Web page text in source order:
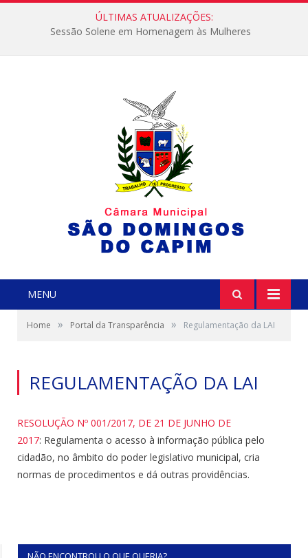
ÚLTIMAS ATUALIZAÇÕES:
Sessão Solene em Homenagem às Mulheres
MENU
Home » Portal da Transparência » Regulamentação da LAI
REGULAMENTAÇÃO DA LAI
RESOLUÇÃO Nº 001/2017, DE 21 DE JUNHO DE
2017: Regulamenta o acesso à informação pública pelo
cidadão, no âmbito do poder legislativo municipal, cria
normas de procedimentos e dá outras providências.